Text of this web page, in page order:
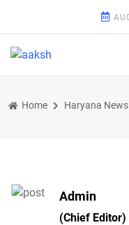
Home Haryana News
Admin
(Chief Editor)